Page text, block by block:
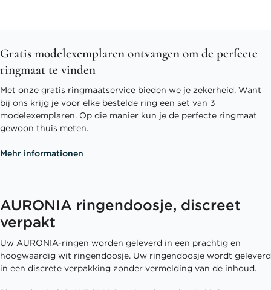
Gratis modelexemplaren ontvangen om de perfecte
ringmaat te vinden
Met onze gratis ringmaatservice bieden we je zekerheid. Want
bij ons krijg je voor elke bestelde ring een set van 3
modelexemplaren. Op die manier kun je de perfecte ringmaat
gewoon thuis meten.
Mehr informationen
AURONIA ringendoosje, discreet
verpakt
Uw AURONIA-ringen worden geleverd in een prachtig en
hoogwaardig wit ringendoosje. Uw ringendoosje wordt geleverd
in een discrete verpakking zonder vermelding van de inhoud.